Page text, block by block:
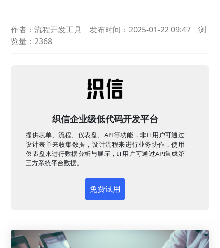
作者：流程开发工具 发布时间：2025-01-22 09:47
浏
览量：2368
织信企业级低代码开发平台
提供表单、流程、仪表盘、API等功能，非IT用户可通过
设计表单来收集数据，设计流程来进行业务协作，使用
仪表盘来进行数据分析与展示，IT用户可通过API集成第
三方系统平台数据。
免费试用